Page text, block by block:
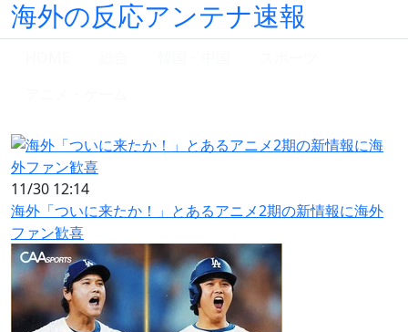
海外の反応アンテナ速報
11/30 12:14
海外「ついに来たか！」とあるアニメ2期の新情報に海外
ファン歓喜